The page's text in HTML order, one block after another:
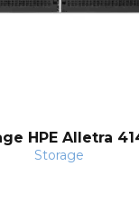
HPE Alletra
Storage